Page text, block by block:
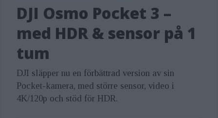
smarta funktioner som gör det
enklare än någonsin att skapa filmiskt
kvalitetsinnehåll direkt med mobilen.
ekosystem av kreativ kamerateknik för
alla, från prisbelönta filmskapare till
DJI Osmo Pocket 3 –
med HDR & sensor på 1
tum
DJI släpper nu en förbättrad version av sin
Pocket-kamera, med större sensor, video i
4K/120p och stöd för HDR.